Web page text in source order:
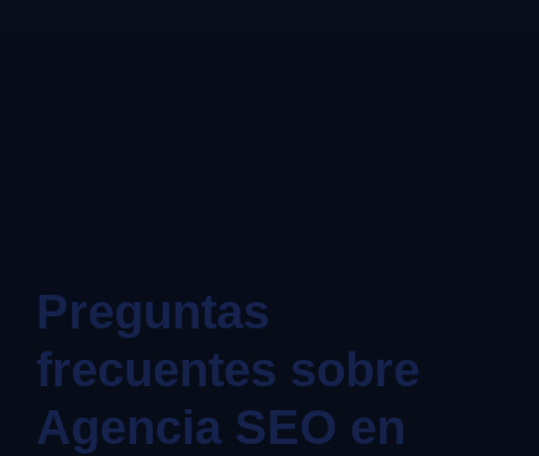
Preguntas
frecuentes sobre
Agencia SEO en